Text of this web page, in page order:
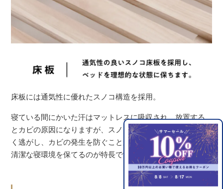
床板には通気性に優れたスノコ構造を採用。
寝ている間にかいた汗はマットレスに吸収され、放置する
とカビの原因になりますが、スノコ床板なら湿気を効率よ
く逃がし、カビの発生を防ぐことができます。常に快適で
清潔な寝環境を保てるのが特長です。